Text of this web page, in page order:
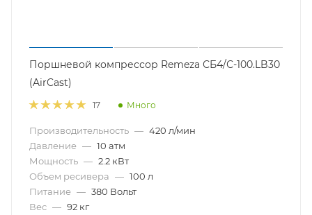
Поршневой компрессор Remeza СБ4/С-100.LB30
(AirCast)
17 Много
Производительность — 420 л/мин
Давление — 10 атм
Мощность — 2.2 кВт
Объем ресивера — 100 л
Питание — 380 Вольт
Вес — 92 кг